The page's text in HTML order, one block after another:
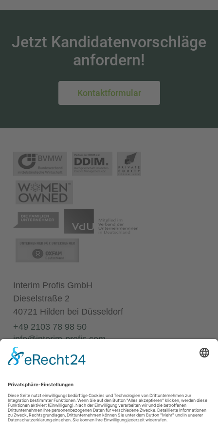
Jetzt Kandidatenvorschläge
anfordern!
Kontaktformular
Interim Profis GmbH
Dieselstraße 2
40721 Hilden bei Düsseldorf
+49 2103 78 98 50
info@interim-profis.com
Impressum
Kontakt
68Bewertungen auf ProvenExpert.com